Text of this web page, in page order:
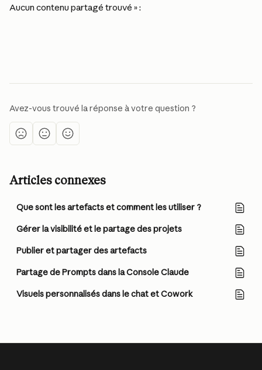
Aucun contenu partagé trouvé » :
Avez-vous trouvé la réponse à votre question ?
Articles connexes
Que sont les artefacts et comment les utiliser ?
Gérer la visibilité et le partage des projets
Publier et partager des artefacts
Partage de Prompts dans la Console Claude
Visuels personnalisés dans le chat et Cowork